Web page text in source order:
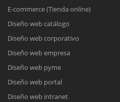
E-commerce (Tienda online)
Diseño web catálogo
Diseño web corporativo
Diseño web empresa
Diseño web pyme
Diseño web portal
Diseño web intranet